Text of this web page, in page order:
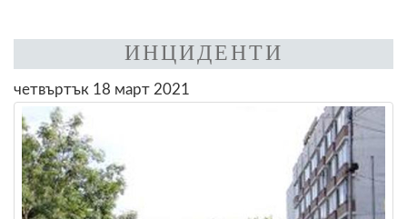
ИНЦИДЕНТИ
четвъртък 18 март 2021